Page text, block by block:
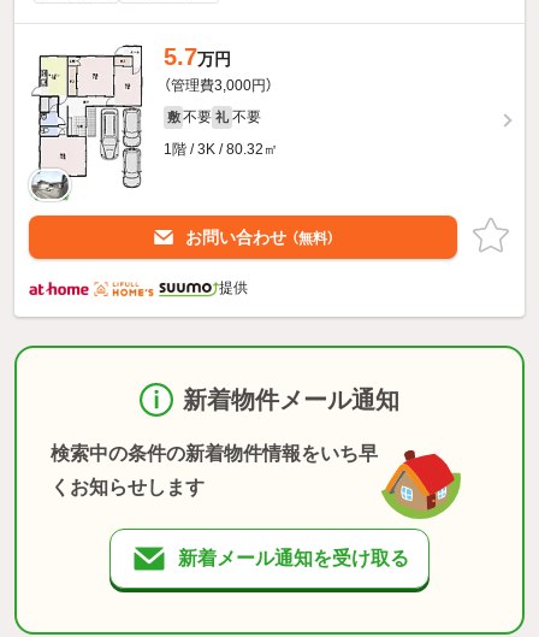
5.7万円
（管理費3,000円）
敷 不要 礼 不要
1階 / 3K / 80.32㎡
お問い合わせ （無料）
提供
新着物件メール通知
検索中の条件の新着物件情報をいち早
くお知らせします
新着メール通知を受け取る